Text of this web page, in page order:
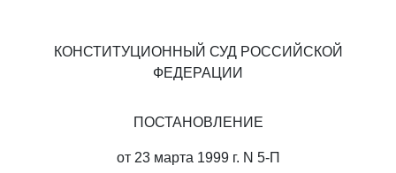
КОНСТИТУЦИОННЫЙ СУД РОССИЙСКОЙ
ФЕДЕРАЦИИ
ПОСТАНОВЛЕНИЕ
от 23 марта 1999 г. N 5-П